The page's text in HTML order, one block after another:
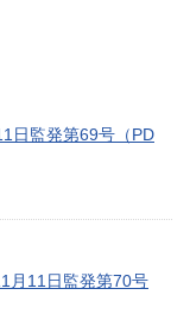
日監発第69号（PD
月11日監発第70号